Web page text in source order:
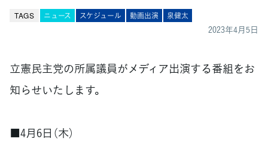
TAGS ニュース スケジュール 動画出演 泉健太
2023年4月5日
立憲民主党の所属議員がメディア出演する番組をお
知らせいたします。
■4月6日（木）